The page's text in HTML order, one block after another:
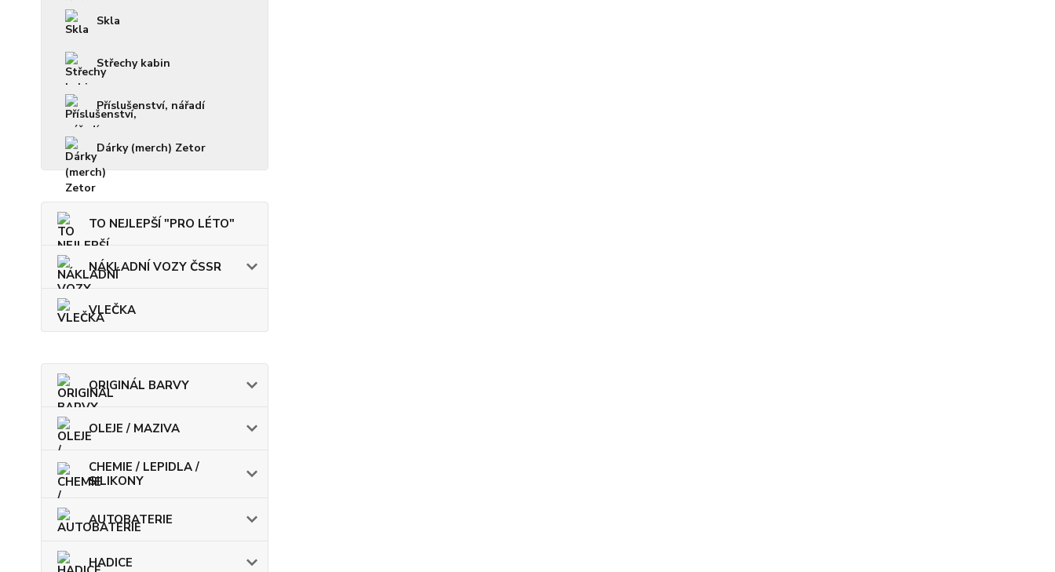
Skla
Střechy kabin
Příslušenství, nářadí
Dárky (merch) Zetor
TO NEJLEPŠÍ "PRO LÉTO"
NÁKLADNÍ VOZY ČSSR
VLEČKA
ORIGINÁL BARVY
OLEJE / MAZIVA
CHEMIE / LEPIDLA /
SILIKONY
AUTOBATERIE
HADICE